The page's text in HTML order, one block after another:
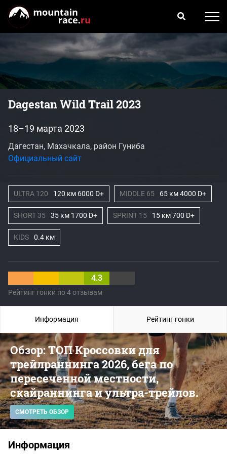
Dagestan Wild Trail 2023
4.3
Рейтинг гонки по 4 отзывам
18–19 марта 2023
Дагестан, Махачкала, район Гуниба
Официальный сайт
ULTRA 120 120 км 6000 D+ MIDDLE 65 65 км 4000 D+
SHORT 35 35 км 1700 D+ SPRINT 15 15 км 700 D+
KIDS 0.4 км
Обзор: ТОП Кроссовки для
трейлраннинга 2026, бега по
пересеченной местности,
скайраннинга и ультра-трейлов.
СМОТРЕТЬ ОБЗОР
Информация
Информация Рейтинг гонки